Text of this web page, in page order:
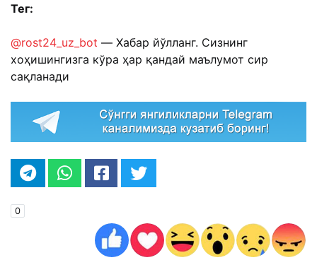
Тег:
@rost24_uz_bot — Хабар йўлланг. Сизнинг
хоҳишингизга кўра ҳар қандай маълумот сир
сақланади
0